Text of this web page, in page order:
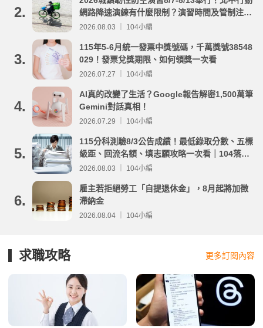
2.
網路降速演練有什麼限制？演習時間及管制注意
事項整理
2026.08.03 ｜ 104小編
3.
115年5-6月統一發票中獎號碼，千萬獎號38548
029！發票兌獎期限、如何領獎一次看
2026.07.27 ｜ 104小編
4.
AI真的改變了生活？Google報告解密1,500萬筆
Gemini對話真相！
2026.07.29 ｜ 104小編
5.
115分科測驗8/3公告成績！最低錄取分數、五標
級距、回流名額、填志願攻略一次看｜104落點
分析
2026.08.03 ｜ 104小編
6.
雇主若拒絕勞工「自提退休金」，8月起將加徵
滯納金
2026.08.04 ｜ 104小編
求職攻略 更多訂閱內容